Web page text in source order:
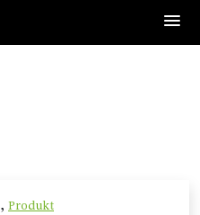
, Produkt